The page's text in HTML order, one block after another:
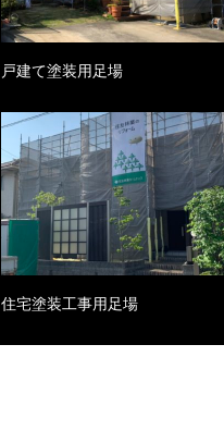
戸建て塗装用足場
住宅塗装工事用足場